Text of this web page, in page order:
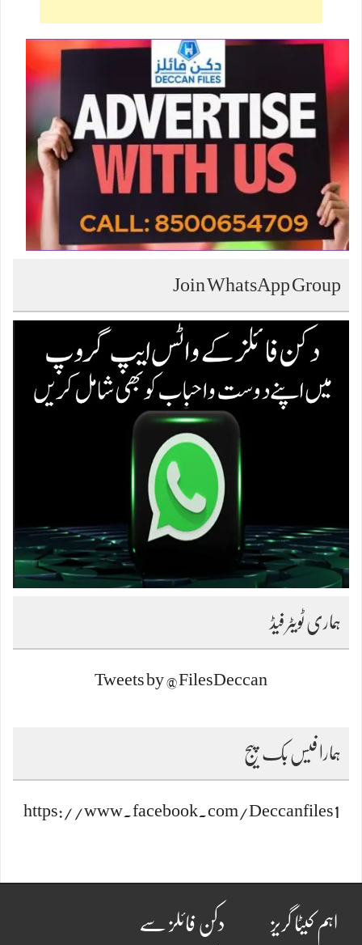
Join WhatsApp Group
ہماری ٹویٹر فیڈ
Tweets by @FilesDeccan
ہمارا فیس بک پیج
https://www.facebook.com/Deccanfiles1
اہم کیٹا گریز دکن فائلز سے